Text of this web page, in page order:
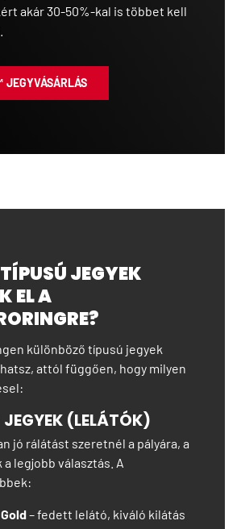
akár 30-50%-kal is többet kell
JEGYVÁSÁRLÁS
JEGYEK
EL A
különböző típusú jegyek
attól függően, hogy milyen
(LELÁTÓK)
jó rálátást szeretnél a pályára, a
legjobb választás. A
– fedett lelátó, kiváló kilátás